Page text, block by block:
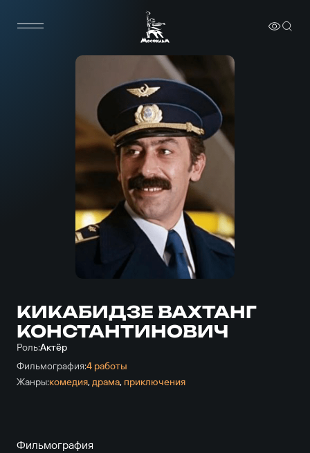
КИКАБИДЗЕ ВАХТАНГ
КОНСТАНТИНОВИЧ
Роль:Актёр
Фильмография:4 работы
Жанры:комедия, драма, приключе­ния
Фильмография